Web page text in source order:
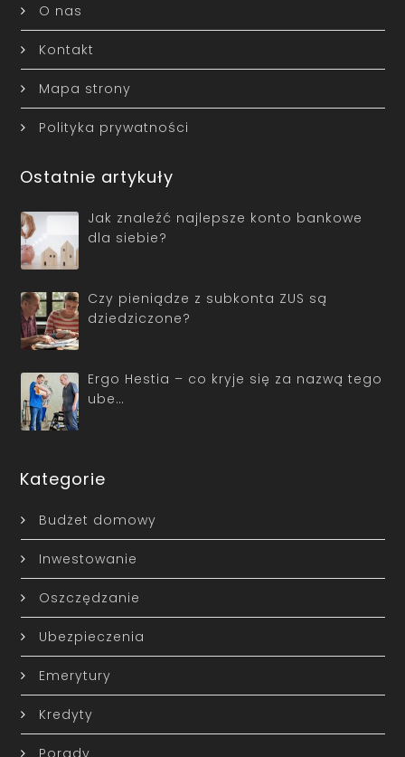
O nas
Kontakt
Mapa strony
Polityka prywatności
Ostatnie artykuły
Jak znaleźć najlepsze konto bankowe
dla siebie?
Czy pieniądze z subkonta ZUS są
dziedziczone?
Ergo Hestia – co kryje się za nazwą tego
ube…
Kategorie
Budżet domowy
Inwestowanie
Oszczędzanie
Ubezpieczenia
Emerytury
Kredyty